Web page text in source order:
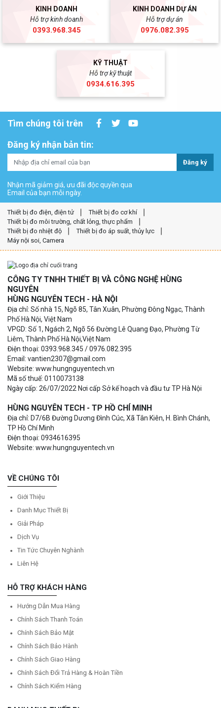
KINH DOANH
Hỗ trợ kinh doanh
0393.968.345
KINH DOANH DỰ ÁN
Hỗ trợ dự án
0976.082.395
KỸ THUẬT
Hỗ trợ kỹ thuật
0934.616.395
Tìm chúng tôi trên
Đăng ký nhận bản tin:
Đăng ký
Nhận mã giảm giá, ưu đãi độc quyền qua
Email của bạn mỗi ngày.
Thiết bị đo điện, điện tử
Thiết bị đo cơ khí
Thiết bị đo môi trường, chất lỏng, thực phẩm
Thiết bị đo nhiệt độ
Thiết bị đo áp suất, thủy lực
Máy nội soi, Camera
CÔNG TY TNHH THIẾT BỊ VÀ CÔNG NGHỆ HÙNG
NGUYÊN
HÙNG NGUYÊN TECH - HÀ NỘI
Địa chỉ: Số nhà 15, Ngõ 85, Tân Xuân, Phường Đông Ngạc, Thành
Phố Hà Nội, Việt Nam
VPGD: Số 1, Ngách 2, Ngõ 56 Đường Lê Quang Đạo, Phường Từ
Liêm, Thành Phố Hà Nội,Việt Nam
Điện thoại: 0393.968.345 / 0976.082.395
Email: vantien2307@gmail.com
Website: www.hungnguyentech.vn
Mã số thuế: 0110073138
Ngày cấp: 26/07/2022 Nơi cấp Sở kế hoạch và đầu tư TP Hà Nội
HÙNG NGUYÊN TECH - TP HỒ CHÍ MINH
Địa chỉ: D7/6B Đường Dương Đình Cúc, Xã Tân Kiên, H. Bình Chánh,
TP Hồ Chí Minh
Điện thoại: 0934616395
Website: www.hungnguyentech.vn
VỀ CHÚNG TÔI
Giới Thiệu
Danh Mục Thiết Bị
Giải Pháp
Dịch Vụ
Tin Tức Chuyên Nghành
Liên Hệ
HỖ TRỢ KHÁCH HÀNG
Hướng Dẫn Mua Hàng
Chính Sách Thanh Toán
Chính Sách Bảo Mật
Chính Sách Bảo Hành
Chính Sách Giao Hàng
Chính Sách Đổi Trả Hàng & Hoàn Tiền
Chính Sách Kiểm Hàng